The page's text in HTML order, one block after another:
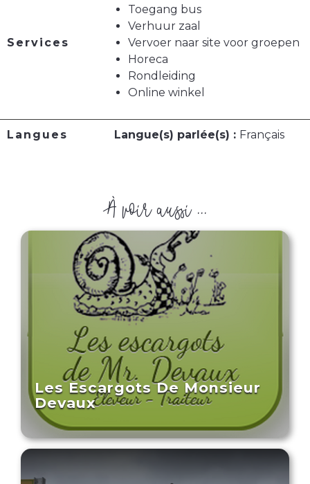
Services
Toegang bus
Verhuur zaal
Vervoer naar site voor groepen
Horeca
Rondleiding
Online winkel
Langues Langue(s) parlée(s) : Français
À voir aussi ...
Les Escargots De Monsieur
Devaux